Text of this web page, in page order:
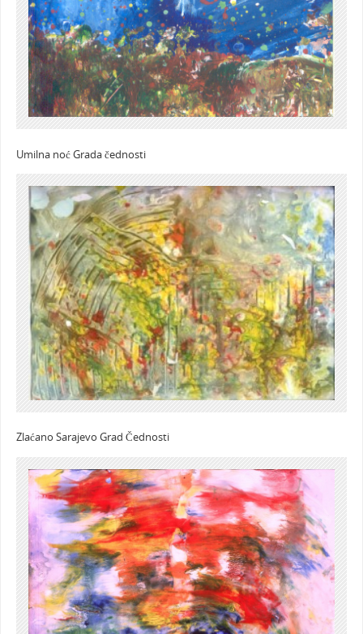
Umilna noć Grada čednosti
Zlaćano Sarajevo Grad Čednosti